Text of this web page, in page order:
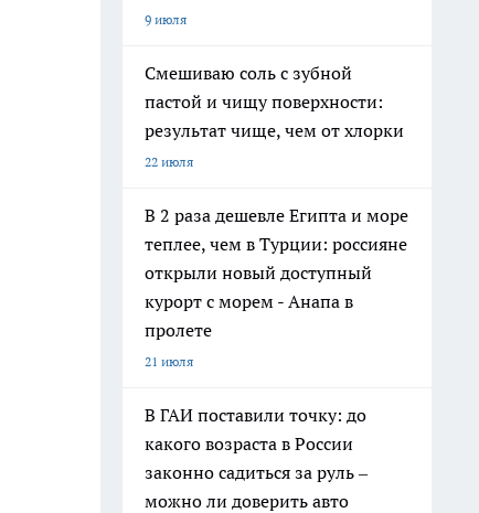
9 июля
Смешиваю соль с зубной
пастой и чищу поверхности:
результат чище, чем от хлорки
22 июля
В 2 раза дешевле Египта и море
теплее, чем в Турции: россияне
открыли новый доступный
курорт с морем - Анапа в
пролете
21 июля
В ГАИ поставили точку: до
какого возраста в России
законно садиться за руль –
можно ли доверить авто